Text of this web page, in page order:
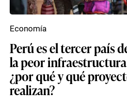
Perú es el tercer país
la peor
¿por qué y qué
realizan?
Economía